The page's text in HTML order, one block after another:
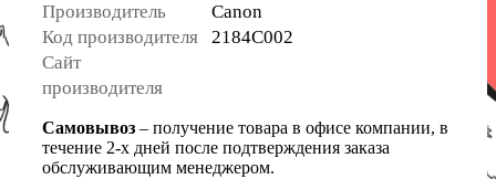
Производитель
Canon
Код производителя
2184C002
Сайт
производителя
Самовывоз – получение товара в офисе компании, в
течение 2-х дней после подтверждения заказа
обслуживающим менеджером.